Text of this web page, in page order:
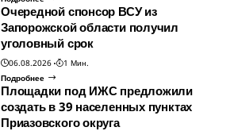
Очередной спонсор ВСУ из
Запорожской области получил
уголовный срок
06.08.2026
1 Мин.
Подробнее
Площадки под ИЖС предложили
создать в 39 населенных пунктах
Приазовского округа